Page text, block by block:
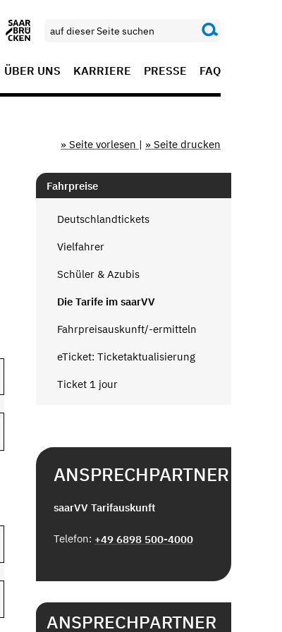
ÜBER UNS KARRIERE PRESSE FAQ
» Seite vorlesen | » Seite drucken
Fahrpreise
Deutschlandtickets
Vielfahrer
Schüler & Azubis
Die Tarife im saarVV
Fahrpreisauskunft/-ermitteln
eTicket: Ticketaktualisierung
Ticket 1 jour
ANSPRECHPARTNER
saarVV Tarifauskunft
Telefon: +49 6898 500-4000
ANSPRECHPARTNER